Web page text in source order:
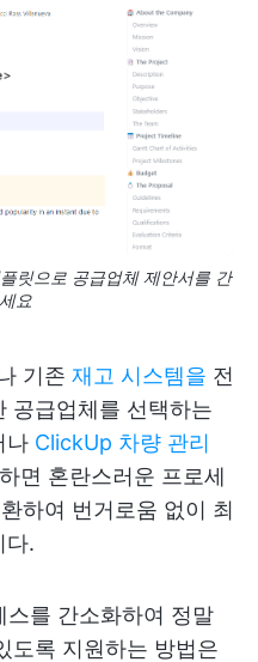
릿으로 공급업체 제안서를 간
요
기존 재고 시스템을 전
공급업체를 선택하는
나 ClickUp 차량 관리
면 혼란스러운 프로세
하여 번거로움 없이 최
다.
를 간소화하여 정말
도록 지원하는 방법은